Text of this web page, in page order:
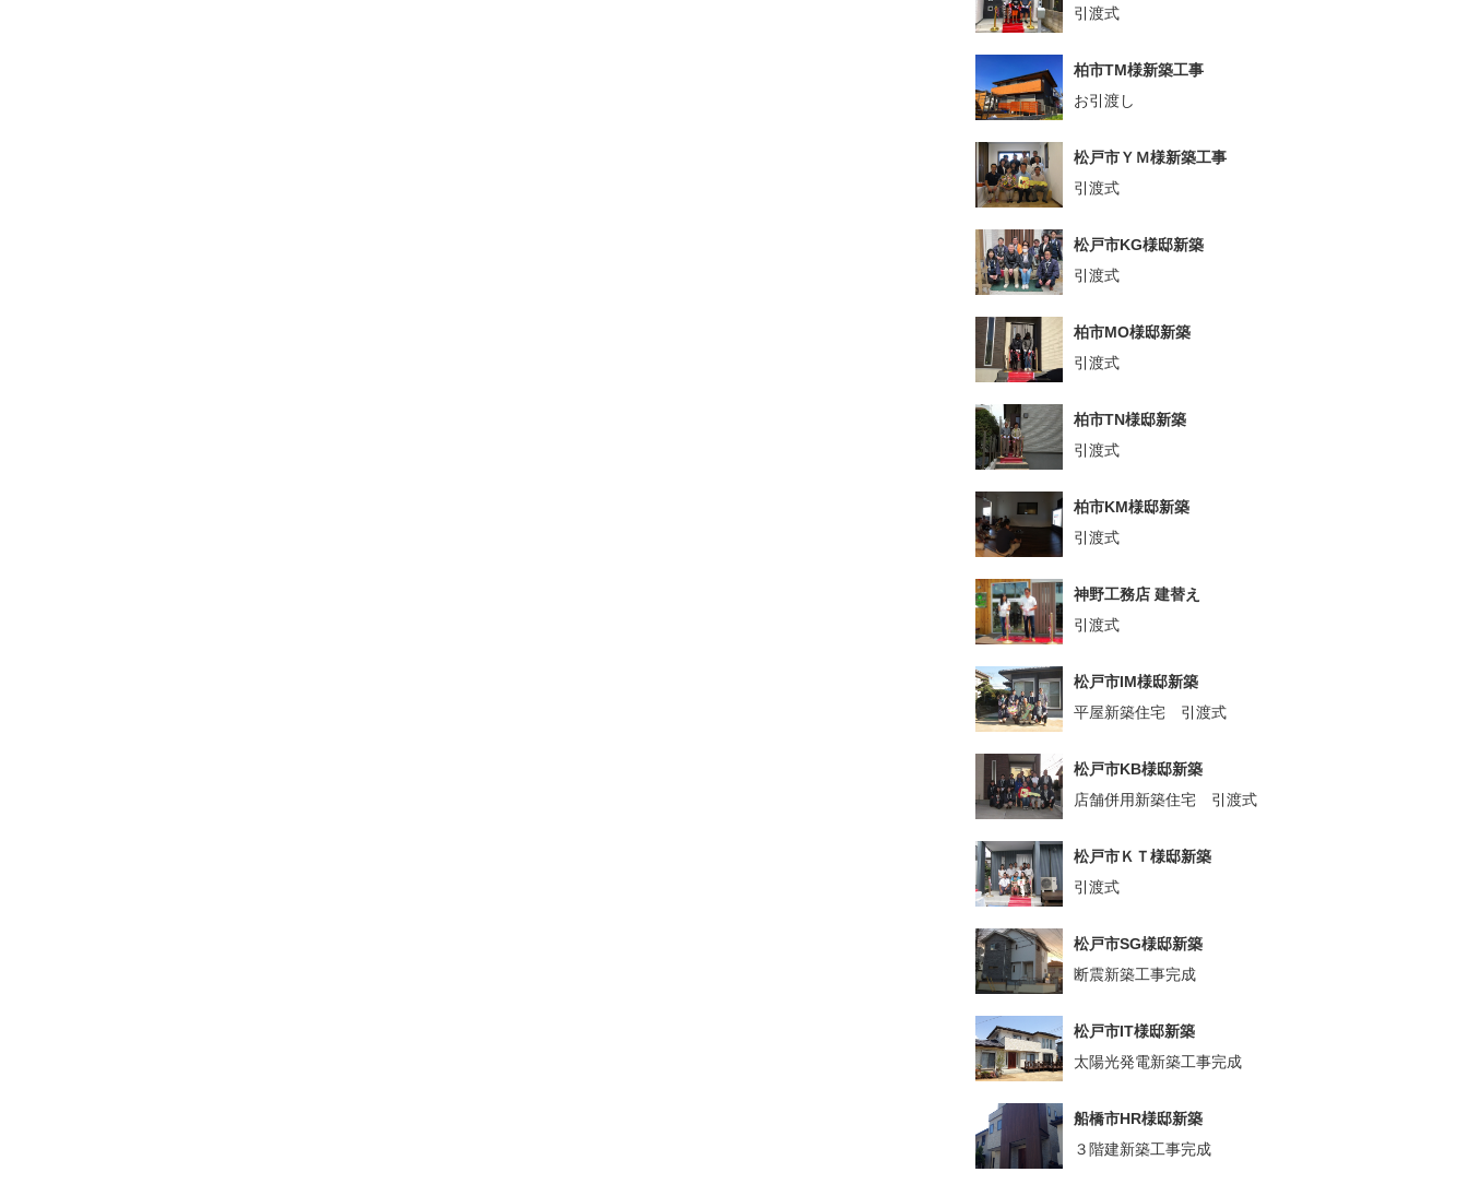
引渡式
柏市TM様新築工事
お引渡し
松戸市ＹＭ様新築工事
引渡式
松戸市KG様邸新築
引渡式
柏市MO様邸新築
引渡式
柏市TN様邸新築
引渡式
柏市KM様邸新築
引渡式
神野工務店 建替え
引渡式
松戸市IM様邸新築
平屋新築住宅 引渡式
松戸市KB様邸新築
店舗併用新築住宅 引渡式
松戸市ＫＴ様邸新築
引渡式
松戸市SG様邸新築
断震新築工事完成
松戸市IT様邸新築
太陽光発電新築工事完成
船橋市HR様邸新築
３階建新築工事完成